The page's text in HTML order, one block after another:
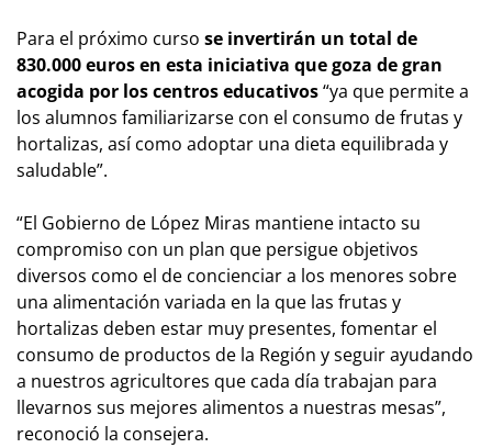
Para el próximo curso se invertirán un total de
830.000 euros en esta iniciativa que goza de gran
acogida por los centros educativos“ya que permite a
los alumnos familiarizarse con el consumo de frutas y
hortalizas, así como adoptar una dieta equilibrada y
saludable”.
“El Gobierno de López Miras mantiene intacto su
compromiso con un plan que persigue objetivos
diversos como el de concienciar a los menores sobre
una alimentación variada en la que las frutas y
hortalizas deben estar muy presentes, fomentar el
consumo de productos de la Región y seguir ayudando
a nuestros agricultores que cada día trabajan para
llevarnos sus mejores alimentos a nuestras mesas”,
reconoció la consejera.